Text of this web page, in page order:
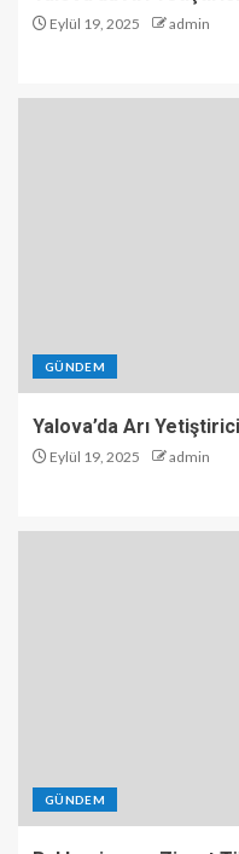
Eylül 19, 2025 admin
GÜNDEM
Yalova’da Arı
Eylül 19, 2025 admin
GÜNDEM